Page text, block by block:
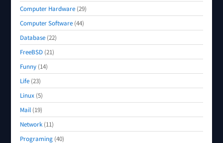
Computer Hardware (29)
Computer Software (44)
Database (22)
FreeBSD (21)
Funny (14)
Life (23)
Linux (5)
Mail (19)
Network (11)
Programing (40)